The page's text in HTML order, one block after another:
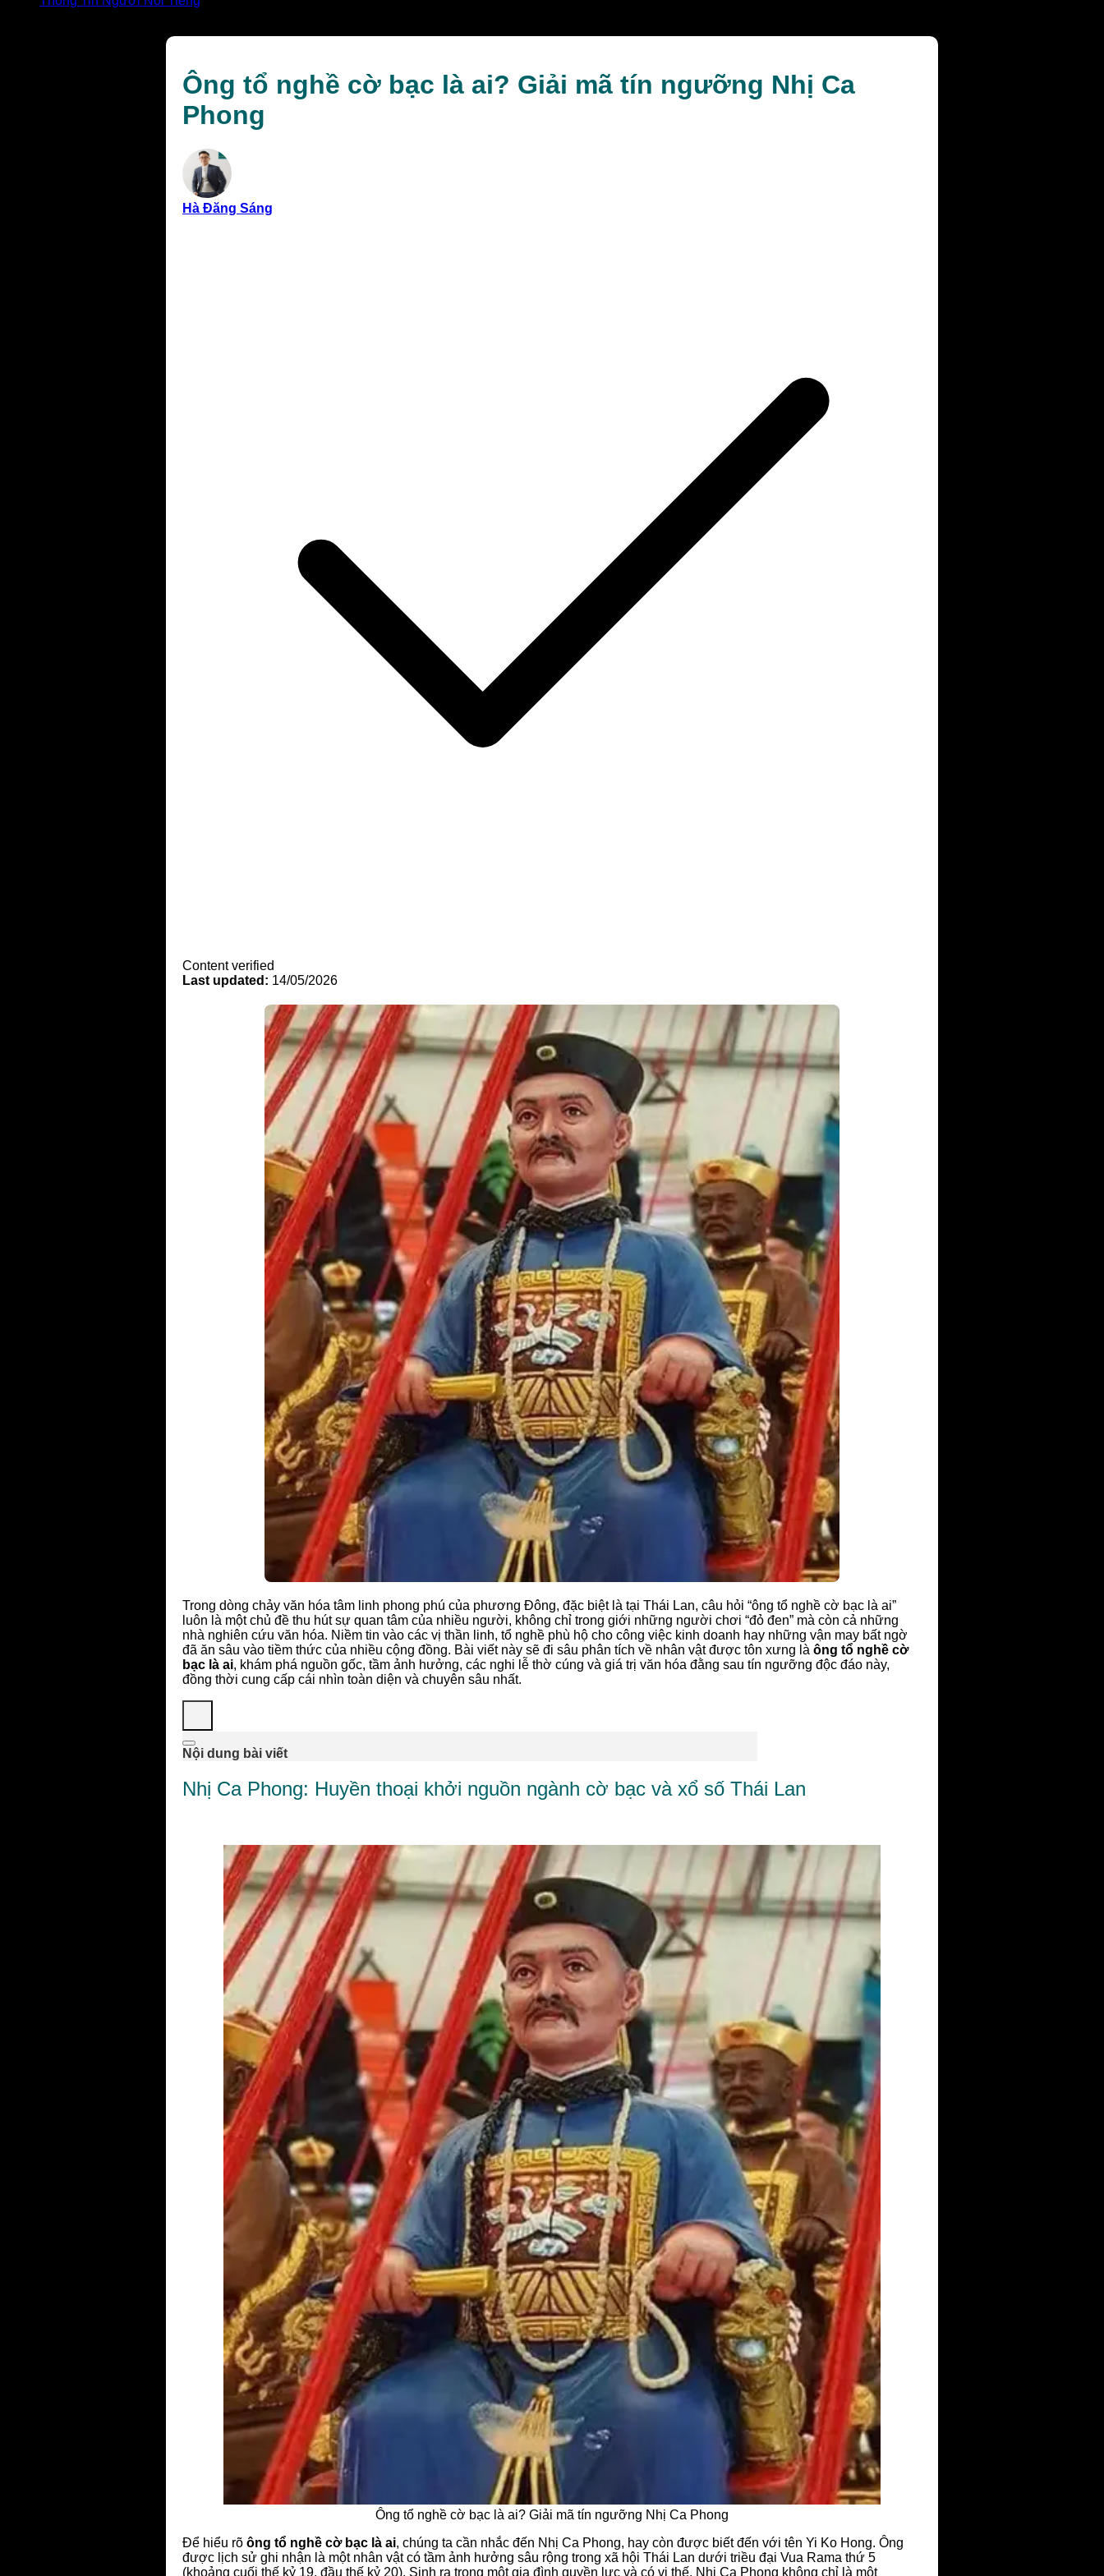
Ông tổ nghề cờ bạc là ai? Giải mã tín ngưỡng Nhị Ca
Phong
Hà Đăng Sáng
Content verified
Last updated: 14/05/2026
Trong dòng chảy văn hóa tâm linh phong phú của phương Đông, đặc biệt là tại Thái Lan, câu hỏi “ông tổ nghề cờ bạc là ai”
luôn là một chủ đề thu hút sự quan tâm của nhiều người, không chỉ trong giới những người chơi “đỏ đen” mà còn cả những
nhà nghiên cứu văn hóa. Niềm tin vào các vị thần linh, tổ nghề phù hộ cho công việc kinh doanh hay những vận may bất ngờ
đã ăn sâu vào tiềm thức của nhiều cộng đồng. Bài viết này sẽ đi sâu phân tích về nhân vật được tôn xưng là ông tổ nghề cờ
bạc là ai, khám phá nguồn gốc, tầm ảnh hưởng, các nghi lễ thờ cúng và giá trị văn hóa đằng sau tín ngưỡng độc đáo này,
đồng thời cung cấp cái nhìn toàn diện và chuyên sâu nhất.
Nội dung bài viết
Nhị Ca Phong: Huyền thoại khởi nguồn ngành cờ bạc và xổ số Thái Lan
Ông tổ nghề cờ bạc là ai? Giải mã tín ngưỡng Nhị Ca Phong
Để hiểu rõ ông tổ nghề cờ bạc là ai, chúng ta cần nhắc đến Nhị Ca Phong, hay còn được biết đến với tên Yi Ko Hong. Ông
được lịch sử ghi nhận là một nhân vật có tầm ảnh hưởng sâu rộng trong xã hội Thái Lan dưới triều đại Vua Rama thứ 5
(khoảng cuối thế kỷ 19, đầu thế kỷ 20). Sinh ra trong một gia đình quyền lực và có vị thế, Nhị Ca Phong không chỉ là một